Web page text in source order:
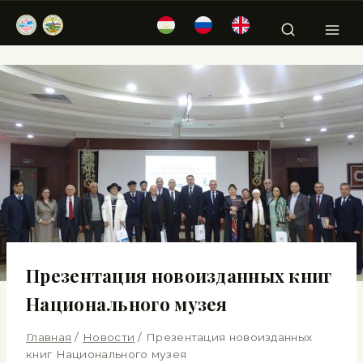
Презентация новоизданных книг
Национального музея
Главная / Новости / Презентация новоизданных
книг Национального музея